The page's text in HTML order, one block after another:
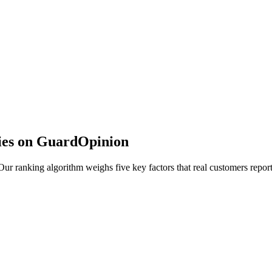
on GuardOpinion
ranking algorithm weighs five key factors that real customers